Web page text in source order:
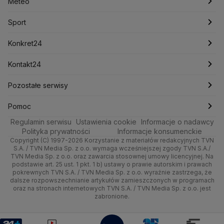
Lotnisko Chopina
Mariusz Błaszczak
Mark Zuckerberg
Ministerstwo Aktywów Państwowych
Ministerstwo Infrastruktury
Ministerstwo Rolnictwa
Ministerstwo Rozwoju i Technologii
Ministerstwo Sportu i Turystyki
Ministerstwo Cyfryzacji
Ministerstwo Edukacji Narodowej
Ministerstwo Finansów
Ministerstwo Klimatu i Środowiska
Ministerstwo Nauki i Szkolnictwa Wyższego
Ministerstwo Rodziny, Pracy i Polityki Społecznej
Sport
Zdrowie
Technologia
Quizy
Tematy
Newslettery
Ludzie Faktów
Katowice
Kraków
Poznań
Trójmiasto
Kielce
Kujawsko-pomorskie
Lublin
Lubuskie
Notowania
Pieniądze
Nieruchomości
Rynki
Dla firm
Handel
Ze świata
Tech
Moto
Pogoda godzinowa
Pogoda długoterminowa
Pogoda na jutro
Pogoda na weekend
Najnowsze
Polska
Prognoza
Świat
Nauka
Sport
Piłka Nożna
Tenis
Kolarstwo
Skoki Narciarskie
Sporty zimowe
Lekkoatletyka
Siatkówka
F1
Konkret24
Najnowsze
Polska
Świat
Polityka
Zdrowie
Tech
Nauka
Kontakt24
Najnowsze
Gorące Tematy
Wyślij zgłoszenie
Pozostałe serwisy
TVN
Dzień Dobry TVN
Uwaga TVN
HGTV
TVN Turbo
Pomoc
Centrum pomocy
Test zgodności
Oglądaj na TV
Zrealizuj voucher
Regulamin serwisu Ustawienia cookie
Informacje o nadawcy
Polityka prywatności
Informacje konsumenckie
Copyright (C) 1997-2026 Korzystanie z materiałów redakcyjnych TVN
S.A. / TVN Media Sp. z o.o. wymaga wcześniejszej zgody TVN S.A./
TVN Media Sp. z o.o. oraz zawarcia stosownej umowy licencyjnej. Na
podstawie art. 25 ust. 1 pkt. 1 b) ustawy o prawie autorskim i prawach
pokrewnych TVN S.A. / TVN Media Sp. z o.o. wyraźnie zastrzega, że
dalsze rozpowszechnianie artykułów zamieszczonych w programach
oraz na stronach internetowych TVN S.A. / TVN Media Sp. z o.o. jest
zabronione.